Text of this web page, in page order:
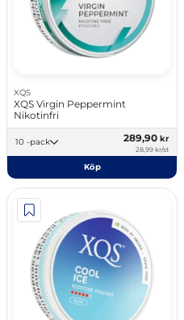
XQS
XQS Virgin Peppermint
Nikotinfri
10 -pack 289,90 kr
28,99 kr/st
Köp